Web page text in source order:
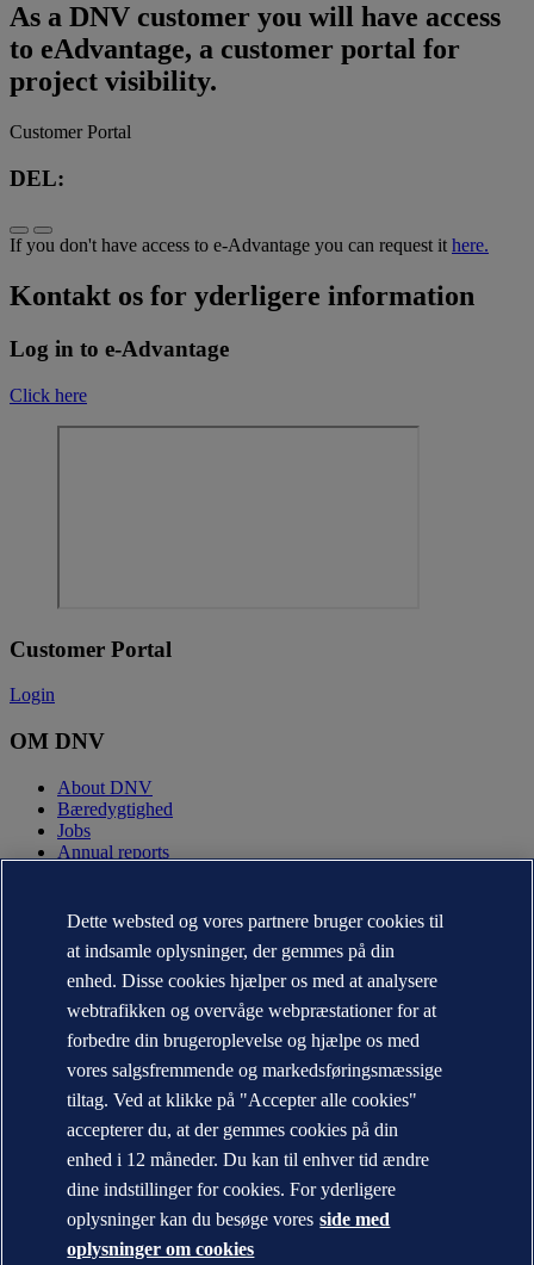
As a DNV customer you will have access
to eAdvantage, a customer portal for
project visibility.
Customer Portal
DEL:
If you don't have access to e-Advantage you can request it here.
Kontakt os for yderligere information
Log in to e-Advantage
Click here
Customer Portal
Login
OM DNV
About DNV
Bæredygtighed
Jobs
Annual reports
Kontakt DNV
Office Locator
Media kontakter
Veracity.com
Privacy Statement
Terms of Use
Copyright © DNV AS 2026
Information om cookies
Dette websted og vores partnere bruger cookies til
at indsamle oplysninger, der gemmes på din
enhed. Disse cookies hjælper os med at analysere
webtrafikken og overvåge webpræstationer for at
forbedre din brugeroplevelse og hjælpe os med
vores salgsfremmende og markedsføringsmæssige
tiltag. Ved at klikke på "Accepter alle cookies"
accepterer du, at der gemmes cookies på din
enhed i 12 måneder. Du kan til enhver tid ændre
dine indstillinger for cookies. For yderligere
oplysninger kan du besøge vores side med
oplysninger om cookies